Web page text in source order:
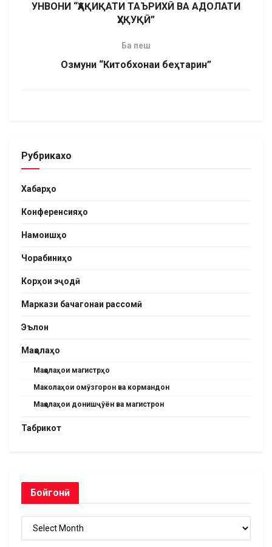
УНВОНИ “ҲАҚИҚАТИ ТАЪРИХӢ ВА АДОЛАТИ
ҲУҚУҚӢ”
Ба пеш
Озмуни “Китобхонаи беҳтарин”
Рубрикахо
Хабарҳо
Конференсияҳо
Намоишҳо
Чорабиниҳо
Корҳои эҷодӣ
Маркази бачагонаи рассомӣ
Эълон
Мақолаҳо
Мақолаҳои магистрҳо
Маколаҳои омӯзгорон ва кормандон
Мақолаҳои донишҷӯён ва магистрон
Табрикот
Бойгонӣ
Бойгонӣ